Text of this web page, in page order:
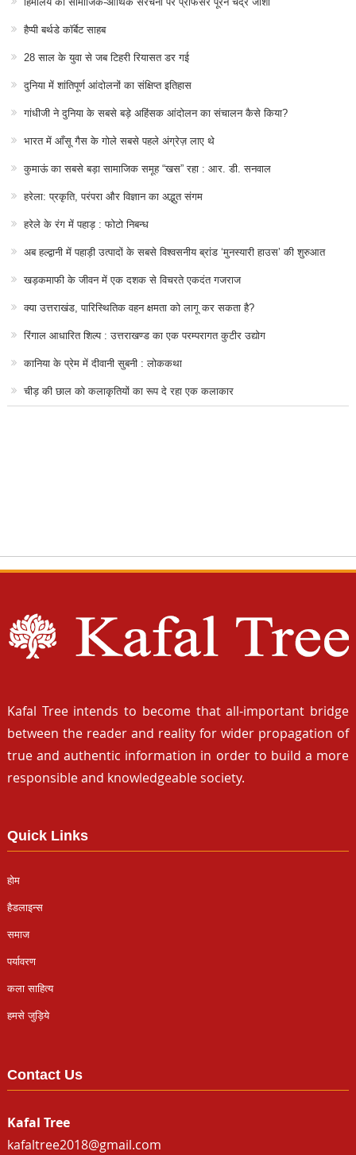
हैप्पी बर्थडे कॉर्बेट साहब
28 साल के युवा से जब टिहरी रियासत डर गई
दुनिया में शांतिपूर्ण आंदोलनों का संक्षिप्त इतिहास
गांधीजी ने दुनिया के सबसे बड़े अहिंसक आंदोलन का संचालन कैसे किया?
भारत में आँसू गैस के गोले सबसे पहले अंग्रेज़ लाए थे
कुमाऊं का सबसे बड़ा सामाजिक समूह “खस” रहा : आर. डी. सनवाल
हरेला: प्रकृति, परंपरा और विज्ञान का अद्भुत संगम
हरेले के रंग में पहाड़ : फोटो निबन्ध
अब हल्द्वानी में पहाड़ी उत्पादों के सबसे विश्वसनीय ब्रांड ‘मुनस्यारी हाउस’ की शुरुआत
खड़कमाफी के जीवन में एक दशक से विचरते एकदंत गजराज
क्या उत्तराखंड, पारिस्थितिक वहन क्षमता को लागू कर सकता है?
रिंगाल आधारित शिल्प : उत्तराखण्ड का एक परम्परागत कुटीर उद्योग
कानिया के प्रेम में दीवानी सुबनी : लोककथा
चीड़ की छाल को कलाकृतियों का रूप दे रहा एक कलाकार
Kafal Tree intends to become that all-important bridge
between the reader and reality for wider propagation of
true and authentic information in order to build a more
responsible and knowledgeable society.
Quick Links
होम
हैडलाइन्स
समाज
पर्यावरण
कला साहित्य
हमसे जुड़िये
Contact Us
Kafal Tree
kafaltree2018@gmail.com